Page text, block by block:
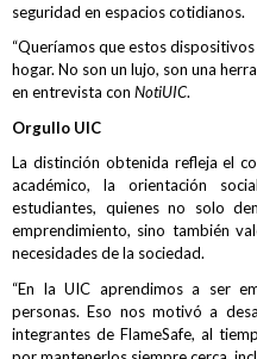
seguridad en espacios cotidianos.
“Queríamos que estos
hogar. No son un lujo, son una
en entrevista con NotiUIC.
Orgullo UIC
La distinción obtenida refleja el
académico, la orientación
estudiantes, quienes no solo
emprendimiento, sino también
necesidades de la sociedad.
“En la UIC aprendimos a ser
personas. Eso nos motivó a
integrantes de FlameSafe, al